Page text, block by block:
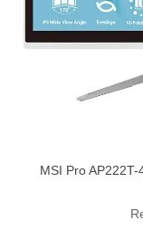
MSI Pro